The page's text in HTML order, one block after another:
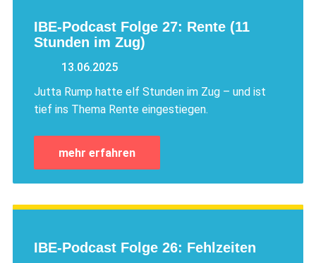
IBE-Podcast Folge 27: Rente (11
Stunden im Zug)
13.06.2025
Jutta Rump hatte elf Stunden im Zug – und ist
tief ins Thema Rente eingestiegen.
mehr erfahren
IBE-Podcast Folge 26: Fehlzeiten